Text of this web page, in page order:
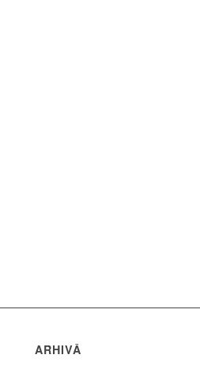
ARHIVĂ